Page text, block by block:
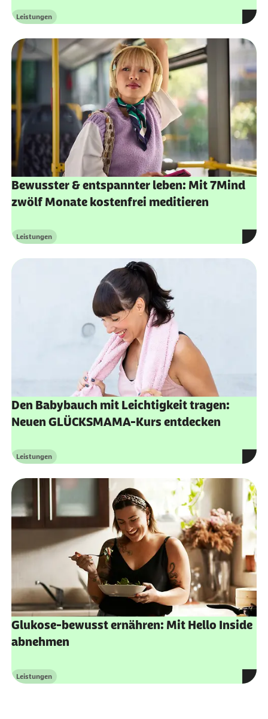
Kategorie
Leistungen
Bewusster & entspannter leben: Mit 7Mind
zwölf Monate kostenfrei meditieren
Kategorie
Leistungen
Den Babybauch mit Leichtigkeit tragen:
Neuen GLÜCKSMAMA-Kurs entdecken
Kategorie
Leistungen
Glukose-bewusst ernähren: Mit Hello Inside
abnehmen
Kategorie
Leistungen